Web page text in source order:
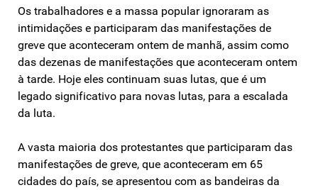
Os trabalhadores e a massa popular ignoraram as
intimidações e participaram das manifestações de
greve que aconteceram ontem de manhã, assim como
das dezenas de manifestações que aconteceram ontem
à tarde. Hoje eles continuam suas lutas, que é um
legado significativo para novas lutas, para a escalada
da luta.
A vasta maioria dos protestantes que participaram das
manifestações de greve, que aconteceram em 65
cidades do país, se apresentou com as bandeiras da